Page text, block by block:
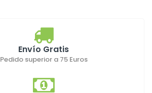
Envío Gratis
Pedido superior a 75 Euros